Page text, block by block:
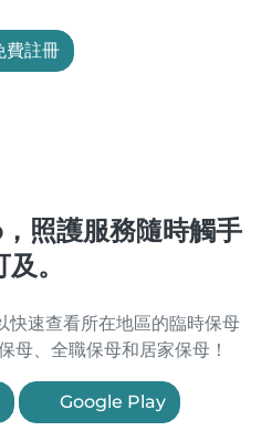
費註冊
照護服務隨時觸手
。
速查看所在地區的臨時保母
母、全職保母和居家保母！
Google Play